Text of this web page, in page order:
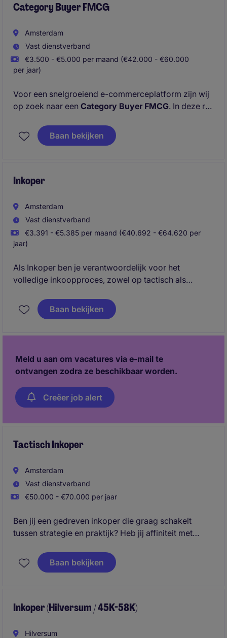
Category Buyer FMCG
Amsterdam
Vast dienstverband
€3.500 - €5.000 per maand (€42.000 - €60.000
per jaar)
Voor een snelgroeiend e-commerceplatform zijn wij
op zoek naar een Category Buyer FMCG. In deze rol
omzet, marge en groei binnen de categorie Fast
Moving Consumer Goods. Je bouwt sterke
marktontwikkelingen en commerciële kansen.
Baan bekijken
Inkoper
Amsterdam
Vast dienstverband
€3.391 - €5.385 per maand (€40.692 - €64.620 per
jaar)
Als Inkoper ben je verantwoordelijk voor het
volledige inkoopproces, zowel op tactisch als
leveranciersrelaties, onderhandelt over contracten en
zorgt ervoor dat interne afdelingen tijdig beschikken
verbeteringen in het inkoopproces en de
samenwerking met leveranciers.
Baan bekijken
Meld u aan om vacatures via e-mail te
ontvangen zodra ze beschikbaar worden.
Creëer job alert
Tactisch Inkoper
Amsterdam
Vast dienstverband
€50.000 - €70.000 per jaar
Ben jij een gedreven inkoper die graag schakelt
tussen strategie en praktijk? Heb jij affiniteit met
veelzijdige rol combineer je tactische inkoop met
operationele verantwoordelijkheid en zorg je ervoor
realiseren.
Baan bekijken
Inkoper (Hilversum / 45K-58K)
Hilversum